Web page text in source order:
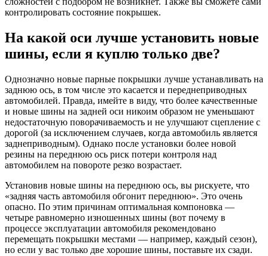
контролировать состояние покрышек.
На какой оси лучше установить новые
шины, если я куплю только две?
Однозначно новые парные покрышки лучше устанавливать на
заднюю ось, в том числе это касается и переднеприводных
автомобилей. Правда, имейте в виду, что более качественные
и новые шины на задней оси никоим образом не уменьшают
недостаточную поворачиваемость и не улучшают сцепление с
дорогой (за исключением случаев, когда автомобиль является
заднеприводным). Однако после установки более новой
резины на переднюю ось риск потери контроля над
автомобилем на повороте резко возрастает.
Установив новые шины на переднюю ось, вы рискуете, что
«задняя часть автомобиля обгонит переднюю». Это очень
опасно. По этим причинам оптимальная компоновка —
четыре равномерно изношенных шины (вот почему в
процессе эксплуатации автомобиля рекомендовано
перемещать покрышки местами — например, каждый сезон),
но если у вас только две хорошие шины, поставьте их сзади.